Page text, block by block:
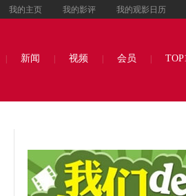
我的主页 我的影评 我的观影日历
新闻 视频 会员